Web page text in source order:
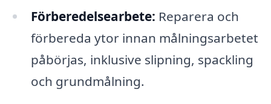
Förberedelsearbete: Reparera och
förbereda ytor innan målningsarbetet
påbörjas, inklusive slipning, spackling
och grundmålning.